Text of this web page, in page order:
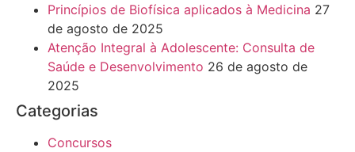
Princípios de Biofísica aplicados à Medicina 27
de agosto de 2025
Atenção Integral à Adolescente: Consulta de
Saúde e Desenvolvimento 26 de agosto de
2025
Categorias
Concursos